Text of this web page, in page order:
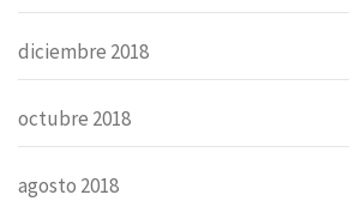
diciembre 2018
octubre 2018
agosto 2018